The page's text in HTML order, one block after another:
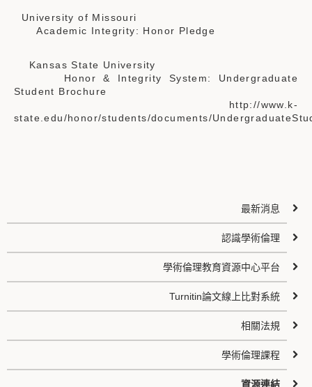
University of Missouri
Academic Integrity: Honor Pledge
Kansas State University
Honor & Integrity System: Undergraduate
Student Brochure
http://www.k-
state.edu/honor/students/documents/
最新消息
認識學術倫理
學術倫理教育資源中心平台
Turnitin論文線上比對系統
相關法規
學術倫理課程
資源連結